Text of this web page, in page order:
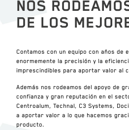
NOS
DE LOS
Contamos con un equipo con años de
enormemente la precisión y la
imprescindibles para aportar valor al
Además nos rodeamos del apoyo de
confianza y gran reputación en el
Centroalum, Technal, C3 Systems,
a aportar valor a lo que hacemos
producto.